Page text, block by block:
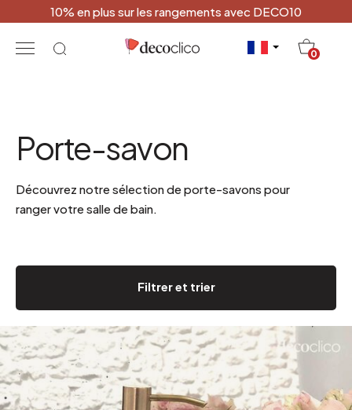
10% en plus sur les rangements avec DECO10
0
Porte-savon
Découvrez notre sélection de porte-savons pour
ranger votre salle de bain.
Filtrer et trier